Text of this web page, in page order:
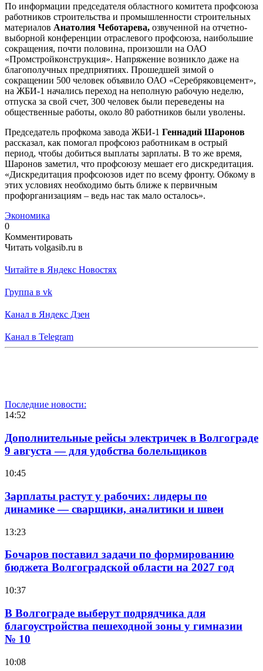
По информации председателя областного комитета профсоюза
работников строительства и промышленности строительных
материалов Анатолия Чеботарева, озвученной на отчетно-
выборной конференции отраслевого профсоюза, наибольшие
сокращения, почти половина, произошли на ОАО
«Промстройконструкция». Напряжение возникло даже на
благополучных предприятиях. Прошедшей зимой о
сокращении 500 человек объявило ОАО «Серебряковцемент»,
на ЖБИ-1 начались переход на неполную рабочую неделю,
отпуска за свой счет, 300 человек были переведены на
общественные работы, около 80 работников были уволены.
Председатель профкома завода ЖБИ-1 Геннадий Шаронов
рассказал, как помогал профсоюз работникам в острый
период, чтобы добиться выплаты зарплаты. В то же время,
Шаронов заметил, что профсоюзу мешает его дискредитация.
«Дискредитация профсоюзов идет по всему фронту. Обкому в
этих условиях необходимо быть ближе к первичным
профорганизациям – ведь нас так мало осталось».
Экономика
0
Комментировать
Читать volgasib.ru в
Читайте в Яндекс Новостях
Группа в vk
Канал в Яндекс Дзен
Канал в Telegram
Последние новости:
14:52
Дополнительные рейсы электричек в Волгограде
9 августа — для удобства болельщиков
10:45
Зарплаты растут у рабочих: лидеры по
динамике — сварщики, аналитики и швеи
13:23
Бочаров поставил задачи по формированию
бюджета Волгоградской области на 2027 год
10:37
В Волгограде выберут подрядчика для
благоустройства пешеходной зоны у гимназии
№ 10
10:08